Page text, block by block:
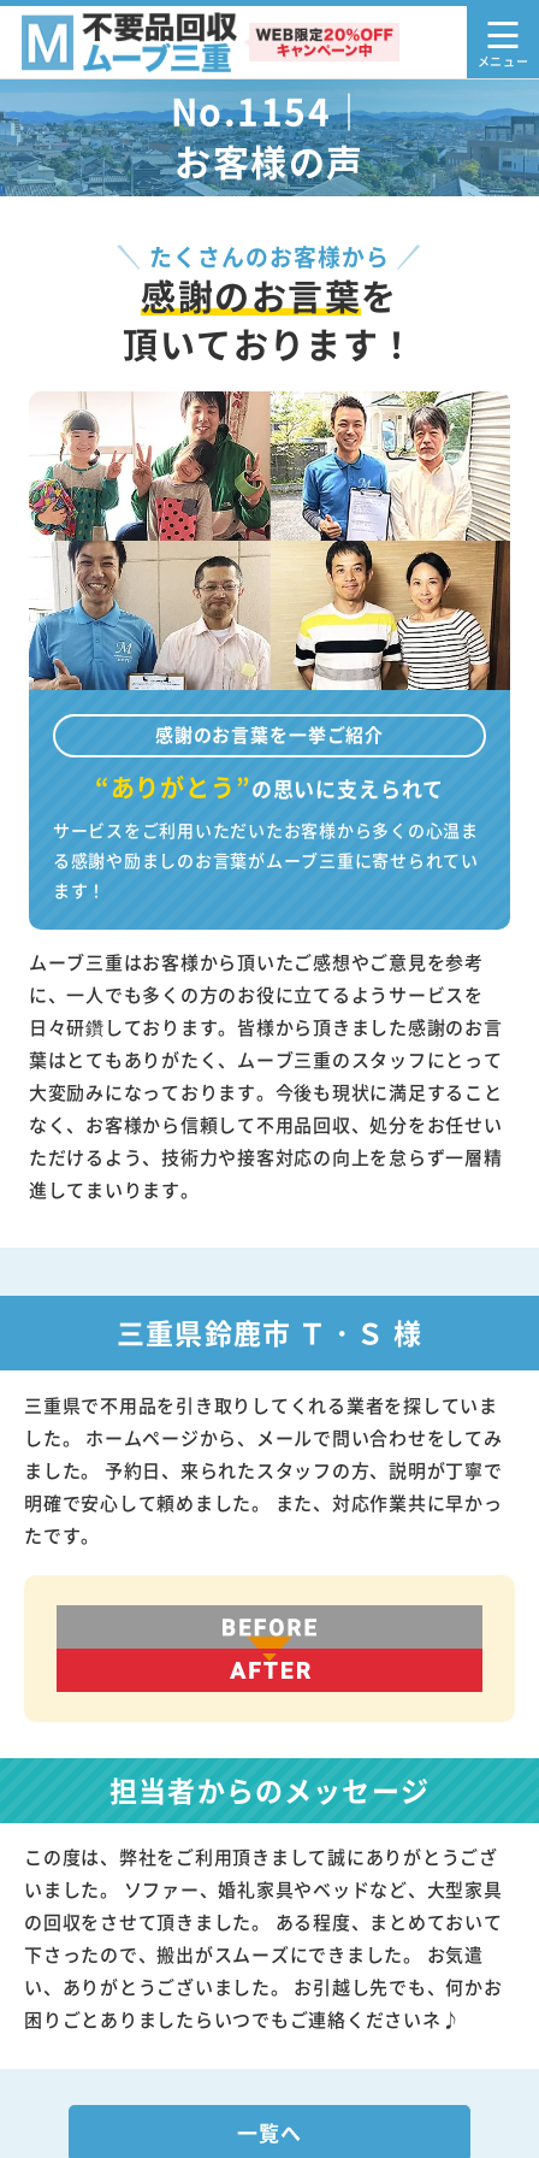
No.1154｜
お客様の声
たくさんのお客様から
感謝のお言葉を
頂いております！
感謝のお言葉を一挙ご紹介
“ありがとう”の思いに支えられて
サービスをご利用いただいたお客様から多くの心温ま
る感謝や励ましのお言葉がムーブ三重に寄せられてい
ます！
ムーブ三重はお客様から頂いたご感想やご意見を参考
に、一人でも多くの方のお役に立てるようサービスを
日々研鑽しております。皆様から頂きました感謝のお言
葉はとてもありがたく、ムーブ三重のスタッフにとって
大変励みになっております。今後も現状に満足すること
なく、お客様から信頼して不用品回収、処分をお任せい
ただけるよう、技術力や接客対応の向上を怠らず一層精
進してまいります。
三重県鈴鹿市 Ｔ・Ｓ 様
三重県で不用品を引き取りしてくれる業者を探していま
した。 ホームページから、メールで問い合わせをしてみ
ました。 予約日、来られたスタッフの方、説明が丁寧で
明確で安心して頼めました。 また、対応作業共に早かっ
たです。
担当者からのメッセージ
この度は、弊社をご利用頂きまして誠にありがとうござ
いました。 ソファー、婚礼家具やベッドなど、大型家具
の回収をさせて頂きました。 ある程度、まとめておいて
下さったので、搬出がスムーズにできました。 お気遣
い、ありがとうございました。 お引越し先でも、何かお
困りごとありましたらいつでもご連絡くださいネ♪
一覧へ